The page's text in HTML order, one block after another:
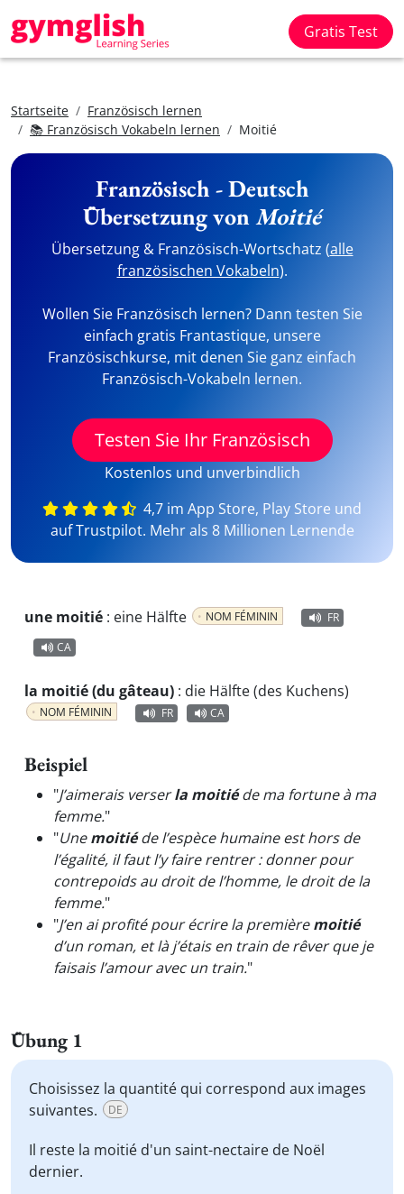
Gratis Test
Startseite
Französisch lernen
📚 Französisch Vokabeln lernen
Moitié
Französisch - Deutsch
Übersetzung vonMoitié
Übersetzung & Französisch-Wortschatz (alle
französischen Vokabeln).
Wollen Sie Französisch lernen? Dann testen Sie
einfach gratis Frantastique, unsere
Französischkurse, mit denen Sie ganz einfach
Französisch-Vokabeln lernen.
Testen Sie Ihr Französisch
Kostenlos und unverbindlich
4,7 im App Store, Play Store und
auf Trustpilot. Mehr als 8 Millionen Lernende
une moitié : eine Hälfte NOM FÉMININ
FR
CA
la moitié (du gâteau) : die Hälfte (des Kuchens)
NOM FÉMININ FR CA
Beispiel
"J’aimerais verserla moitiéde ma fortune à ma
femme."
"Unemoitiéde l’espèce humaine est hors de
l’égalité, il faut l’y faire rentrer : donner pour
contrepoids au droit de l’homme, le droit de la
femme."
"J’en ai profité pour écrire la premièremoitié
d’un roman, et là j’étais en train de rêver que je
faisais l’amour avec un train."
Übung 1
Choisissez la quantité qui correspond aux images
suivantes.
DE
Il reste la moitié d'un saint-nectaire de Noël
dernier.